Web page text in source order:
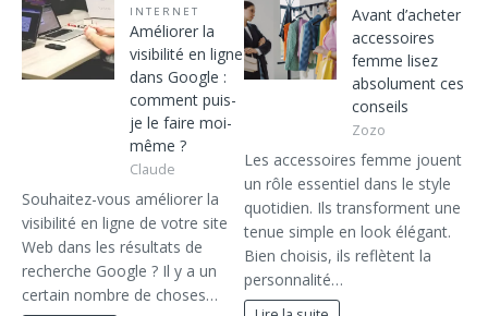
INTERNET
Améliorer la
visibilité en ligne
dans Google :
comment puis-
je le faire moi-
même ?
Claude
Souhaitez-vous améliorer la
visibilité en ligne de votre site
Web dans les résultats de
recherche Google ? Il y a un
certain nombre de choses…
Avant d’acheter
accessoires
femme lisez
absolument ces
conseils
Zozo
Les accessoires femme jouent
un rôle essentiel dans le style
quotidien. Ils transforment une
tenue simple en look élégant.
Bien choisis, ils reflètent la
personnalité…